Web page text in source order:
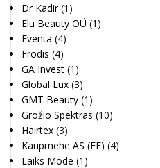
Dr Kadir (1)
Elu Beauty OÜ (1)
Eventa (4)
Frodis (4)
GA Invest (1)
Global Lux (3)
GMT Beauty (1)
Grožio Spektras (10)
Hairtex (3)
Kaupmehe AS (EE) (4)
Laiks Mode (1)